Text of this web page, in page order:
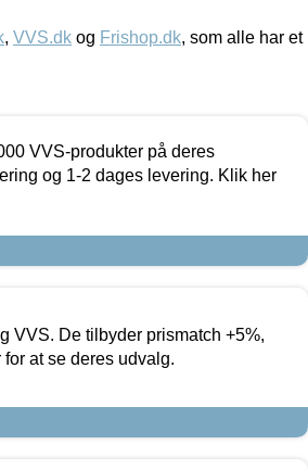
, VVS.dk og Frishop.dk, som alle har et
VVS-produkter på deres
og 1-2 dages levering. Klik her
VVS. De tilbyder prismatch +5%,
at se deres udvalg.